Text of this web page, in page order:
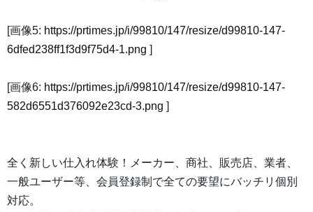
[画像5: https://prtimes.jp/i/99810/147/resize/d99810-147-
6dfed238ff1f3d9f75d4-1.png ]
[画像6: https://prtimes.jp/i/99810/147/resize/d99810-147-
582d6551d376092e23cd-3.png ]
全く新しい仕入れ体験！メーカー、商社、販売店、業者、
一般ユーザー等、会員登録制で全ての要望にバッチリ個別
対応。